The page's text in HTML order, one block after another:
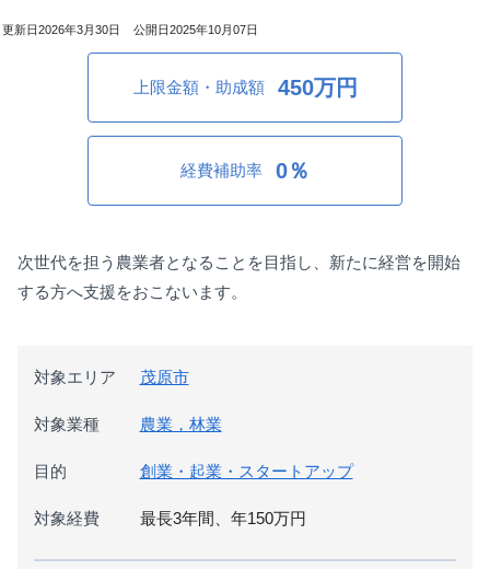
2026年3月30日 2025年10月07日
上限金額・助成額 450万円
経費補助率 0％
次世代を担う農業者となることを目指し、新たに経営を開始
する方へ支援をおこないます。
対象エリア 茂原市
対象業種 農業，林業
目的 創業・起業・スタートアップ
対象経費 最長3年間、年150万円